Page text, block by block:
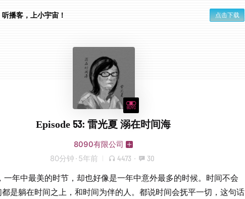
听播客，上小宇宙！ 点击下载
Episode 53: 雷光夏 溺在时间海
8090有限公司
80分钟 · 5年前 4473 · 30
一年中最美的时节，却也好像是一年中意外最多的时候。时间不会
是躺在时间之上，和时间为伴的人。都说时间会抚平一切，这句话